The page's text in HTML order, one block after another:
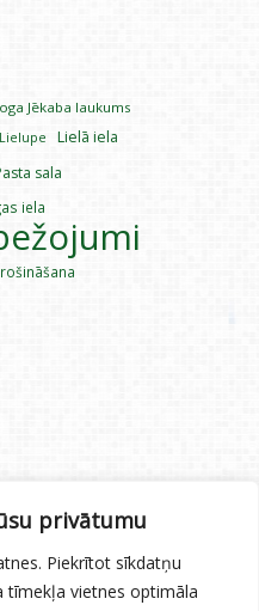
privātumu
Piekrītot sīkdatņu
tīmekļa vietnes optimāla
Jēkaba laukums
Lielupe Lielā iela
sala
iela